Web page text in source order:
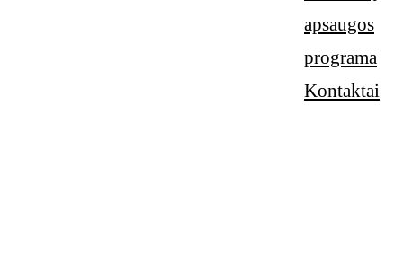
apsaugos
programa
Kontaktai